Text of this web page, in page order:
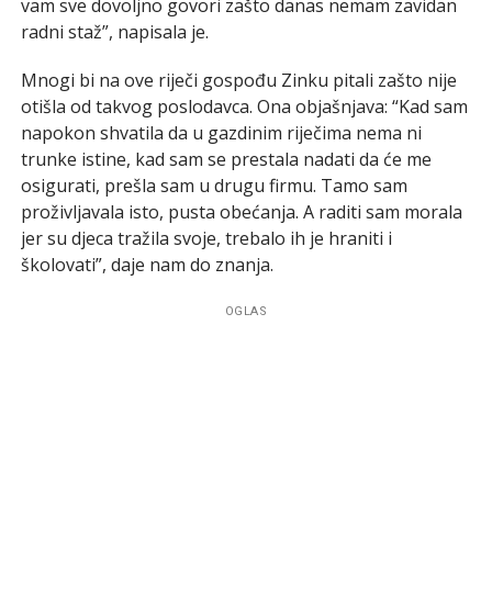
vam sve dovoljno govori zašto danas nemam zavidan
radni staž”, napisala je.
Mnogi bi na ove riječi gospođu Zinku pitali zašto nije
otišla od takvog poslodavca. Ona objašnjava: “Kad sam
napokon shvatila da u gazdinim riječima nema ni
trunke istine, kad sam se prestala nadati da će me
osigurati, prešla sam u drugu firmu. Tamo sam
proživljavala isto, pusta obećanja. A raditi sam morala
jer su djeca tražila svoje, trebalo ih je hraniti i
školovati”, daje nam do znanja.
OGLAS